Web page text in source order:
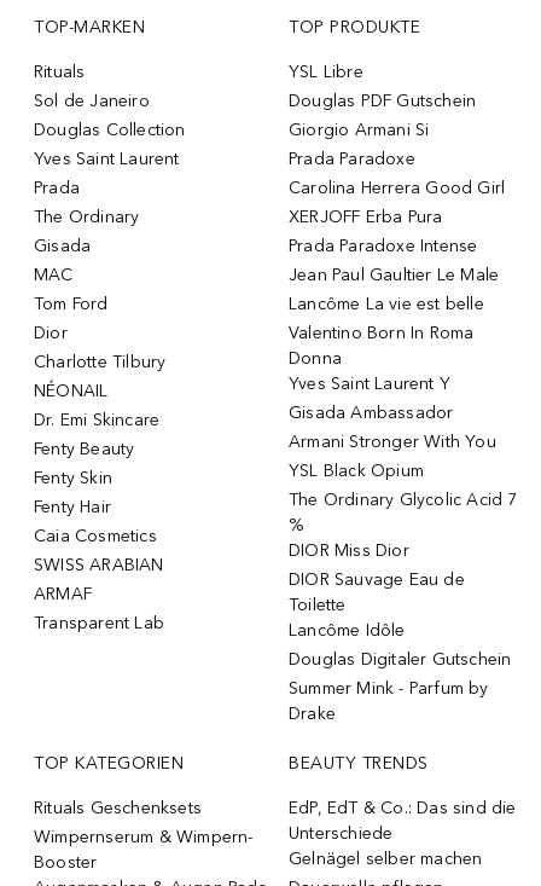
TOP-MARKEN
Rituals
Sol de Janeiro
Douglas Collection
Yves Saint Laurent
Prada
The Ordinary
Gisada
MAC
Tom Ford
Dior
Charlotte Tilbury
NÉONAIL
Dr. Emi Skincare
Fenty Beauty
Fenty Skin
Fenty Hair
Caia Cosmetics
SWISS ARABIAN
ARMAF
Transparent Lab
TOP PRODUKTE
YSL Libre
Douglas PDF Gutschein
Giorgio Armani Si
Prada Paradoxe
Carolina Herrera Good Girl
XERJOFF Erba Pura
Prada Paradoxe Intense
Jean Paul Gaultier Le Male
Lancôme La vie est belle
Valentino Born In Roma
Donna
Yves Saint Laurent Y
Gisada Ambassador
Armani Stronger With You
YSL Black Opium
The Ordinary Glycolic Acid 7
%
DIOR Miss Dior
DIOR Sauvage Eau de
Toilette
Lancôme Idôle
Douglas Digitaler Gutschein
Summer Mink - Parfum by
Drake
TOP KATEGORIEN
Rituals Geschenksets
Wimpernserum & Wimpern-
Booster
BEAUTY TRENDS
EdP, EdT & Co.: Das sind die
Unterschiede
Gelnägel selber machen